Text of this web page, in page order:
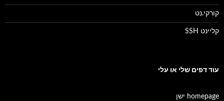
קורקי.נט
קליינט SSH
עוד דפים שלי או עלי
homepage ישן